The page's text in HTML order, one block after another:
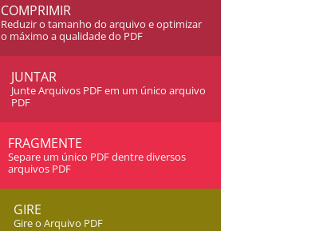
COMPRIMIR
Reduzir o tamanho do arquivo e optimizar
o máximo a qualidade do PDF
JUNTAR
Junte Arquivos PDF em um único arquivo
PDF
FRAGMENTE
Separe um único PDF dentre diversos
arquivos PDF
GIRE
Gire o Arquivo PDF